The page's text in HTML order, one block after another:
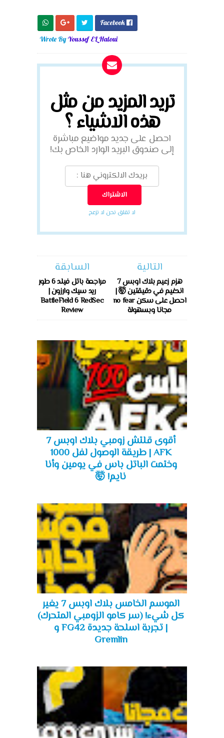

Wrote ByYoussef EL Haloui
تريد المزيد من مثل
هذه الاشياء ؟
احصل على جديد مواضيع مباشرة
إلى صندوق البريد الوارد الخاص بك!
لا تقلق نحن لا نزعج
التالية
هزم زعيم بلاك اوبس 7
اندغيم في دقيقتين 🤯 |
احصل على سكن no fear
مجانا وبسهولة
السابقة
مراجعة باتل فيلد 6 طور
ريد سيك وارزون |
BattleField 6 RedSec
Review
أقوى قلتش زومبي بلاك اوبس 7
AFK | طريقة الوصول لفل 1000
وختمت الباتل باس في يومين وأنا
نايم! 🤯
الموسم الخامس بلاك اوبس 7 يغير
كل شيء! (سر كامو الزومبي المتحرك)
| تجربة اسلحة جديدة FG42 و
Gremlin